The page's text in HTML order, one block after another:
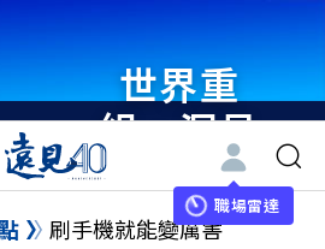
世界重
組・洞見
未來 與
世界領袖
職場雷達
刷手機就能變厲害